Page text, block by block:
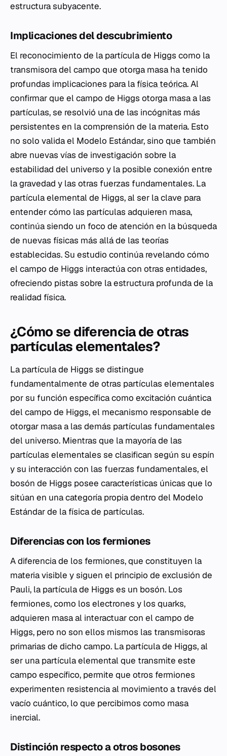
estructura subyacente.
Implicaciones del descubrimiento
El reconocimiento de la partícula de Higgs como la
transmisora del campo que otorga masa ha tenido
profundas implicaciones para la física teórica. Al
confirmar que el campo de Higgs otorga masa a las
partículas, se resolvió una de las incógnitas más
persistentes en la comprensión de la materia. Esto
no solo valida el Modelo Estándar, sino que también
abre nuevas vías de investigación sobre la
estabilidad del universo y la posible conexión entre
la gravedad y las otras fuerzas fundamentales. La
partícula elemental de Higgs, al ser la clave para
entender cómo las partículas adquieren masa,
continúa siendo un foco de atención en la búsqueda
de nuevas físicas más allá de las teorías
establecidas. Su estudio continúa revelando cómo
el campo de Higgs interactúa con otras entidades,
ofreciendo pistas sobre la estructura profunda de la
realidad física.
¿Cómo se diferencia de otras
partículas elementales?
La partícula de Higgs se distingue
fundamentalmente de otras partículas elementales
por su función específica como excitación cuántica
del campo de Higgs, el mecanismo responsable de
otorgar masa a las demás partículas fundamentales
del universo. Mientras que la mayoría de las
partículas elementales se clasifican según su espín
y su interacción con las fuerzas fundamentales, el
bosón de Higgs posee características únicas que lo
sitúan en una categoría propia dentro del Modelo
Estándar de la física de partículas.
Diferencias con los fermiones
A diferencia de los fermiones, que constituyen la
materia visible y siguen el principio de exclusión de
Pauli, la partícula de Higgs es un bosón. Los
fermiones, como los electrones y los quarks,
adquieren masa al interactuar con el campo de
Higgs, pero no son ellos mismos las transmisoras
primarias de dicho campo. La partícula de Higgs, al
ser una partícula elemental que transmite este
campo específico, permite que otros fermiones
experimenten resistencia al movimiento a través del
vacío cuántico, lo que percibimos como masa
inercial.
Distinción respecto a otros bosones